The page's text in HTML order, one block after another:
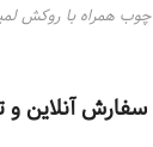
چوب همراه با روکش
سفارش آنلاین و